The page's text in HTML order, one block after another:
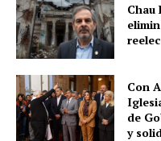
Chau
Con
de
y